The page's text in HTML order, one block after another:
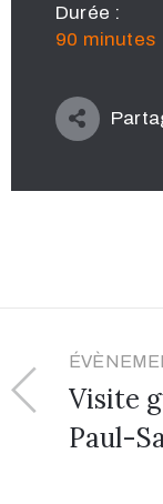
Durée :
90 minutes
Visite
Paul-